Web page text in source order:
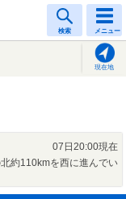
検索 メニュー
現在地
07日20:00現在
約110kmを西に進んでい